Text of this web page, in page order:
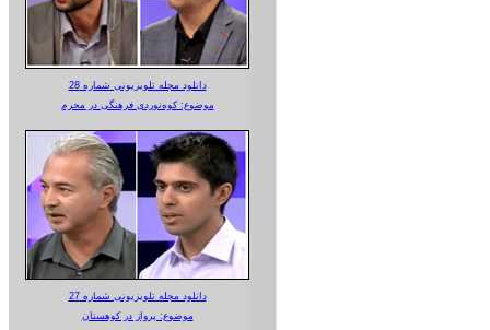
دانلود مجله تلویزیونی شماره 28
موضوع: کوه‌نوردی فرهنگی در محرم
دانلود مجله تلویزیونی شماره 27
موضوع: پرواز در کوهستان